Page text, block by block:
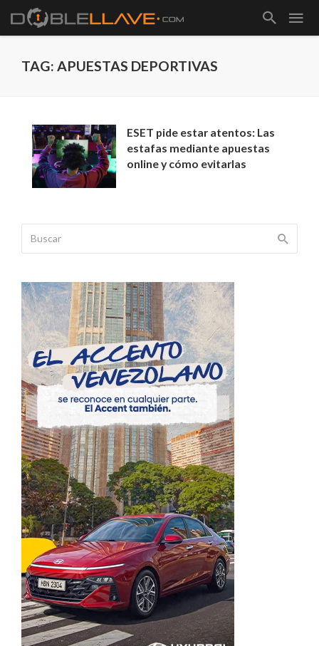
TAG: APUESTAS DEPORTIVAS
ESET pide estar atentos: Las
estafas mediante apuestas
online y cómo evitarlas